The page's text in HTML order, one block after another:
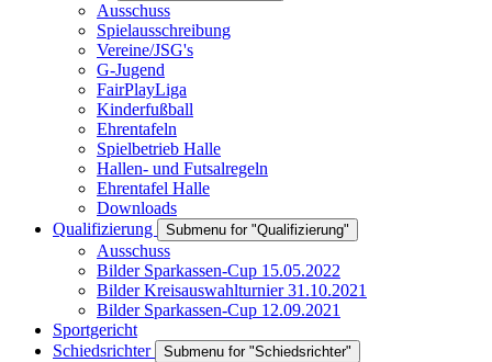
Ausschuss
Spielausschreibung
Vereine/JSG's
G-Jugend
FairPlayLiga
Kinderfußball
Ehrentafeln
Spielbetrieb Halle
Hallen- und Futsalregeln
Ehrentafel Halle
Downloads
Qualifizierung
Submenu for "Qualifizierung"
Ausschuss
Bilder Sparkassen-Cup 15.05.2022
Bilder Kreisauswahlturnier 31.10.2021
Bilder Sparkassen-Cup 12.09.2021
Sportgericht
Schiedsrichter
Submenu for "Schiedsrichter"